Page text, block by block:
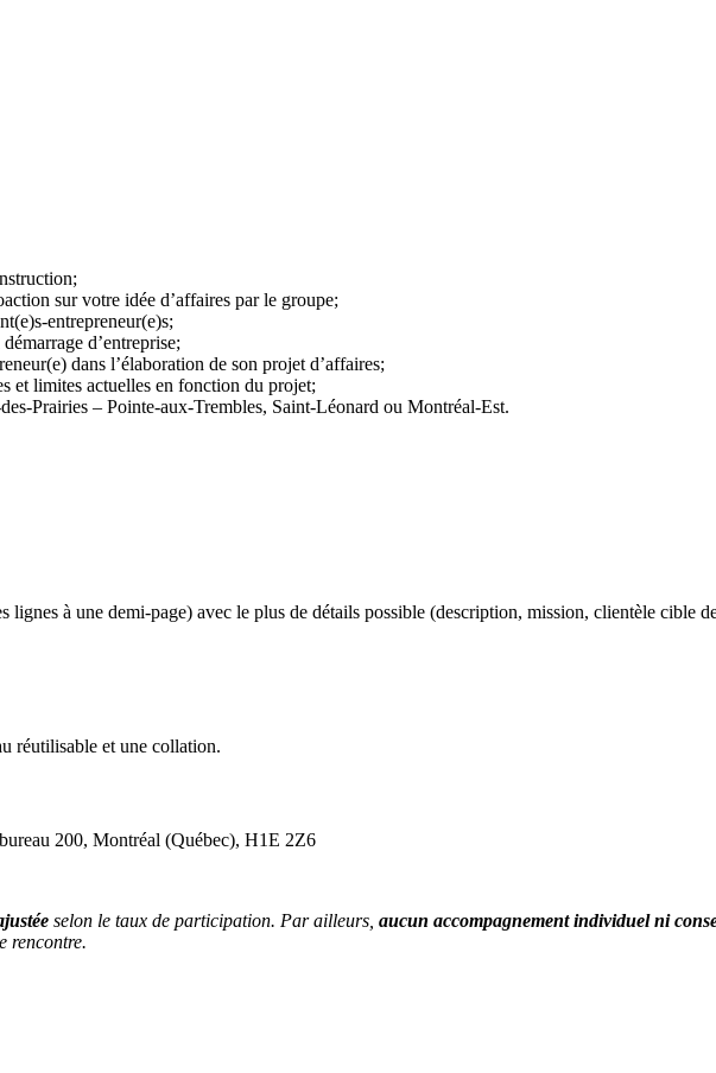
sur votre idée d’affaires par le groupe;
entrepreneur(e)s;
d’entreprise;
dans l’élaboration de son projet d’affaires;
et limites actuelles en fonction du projet;
Prairies – Pointe-aux-Trembles, Saint-Léonard ou Montréal-Est.
lignes à une demi-page) avec le plus de détails possible (description, mission, clientèle cible
réutilisable et une collation.
200, Montréal (Québec), H1E 2Z6
selon le taux de participation. Par ailleurs, aucun accompagnement individuel ni
rencontre.